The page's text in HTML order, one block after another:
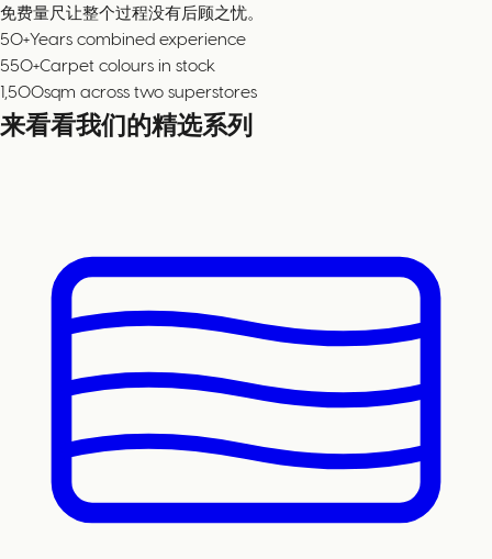
免费量尺让整个过程没有后顾之忧。
50+Years combined experience
550+Carpet colours in stock
1,500sqm across two superstores
来看看我们的精选系列